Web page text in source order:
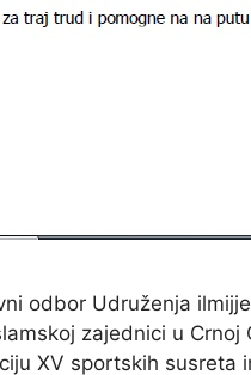
odbor Udruženja
zajednici u
XV sportskih susreta